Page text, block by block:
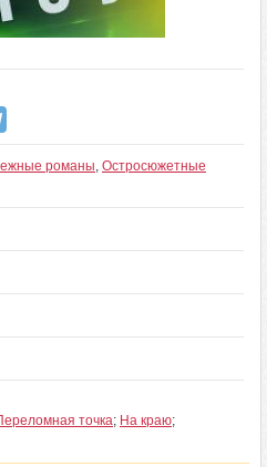
романы, Остросюжетные
точка; На краю;